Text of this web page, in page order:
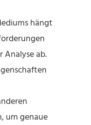
hängt
Analyse ab.
um genaue